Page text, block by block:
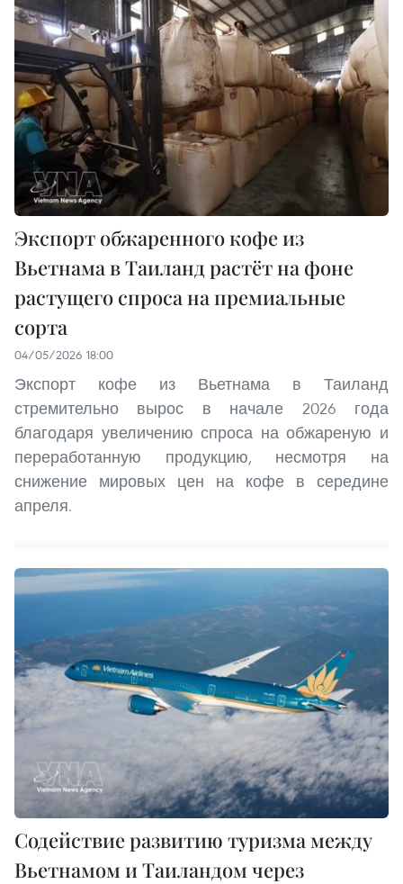
Экспорт обжаренного кофе из
Вьетнама в Таиланд растёт на фоне
растущего спроса на премиальные
сорта
04/05/2026 18:00
Экспорт кофе из Вьетнама в Таиланд
стремительно вырос в начале 2026 года
благодаря увеличению спроса на обжареную и
переработанную продукцию, несмотря на
снижение мировых цен на кофе в середине
апреля.
Содействие развитию туризма между
Вьетнамом и Таиландом через